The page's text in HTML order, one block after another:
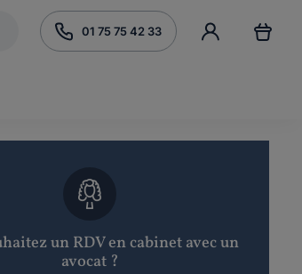
01 75 75 42 33
un RDV en cabinet avec un
avocat ?